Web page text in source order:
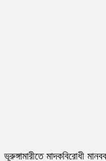
ভূরুঙ্গামারীতে মাদকবিরোধী